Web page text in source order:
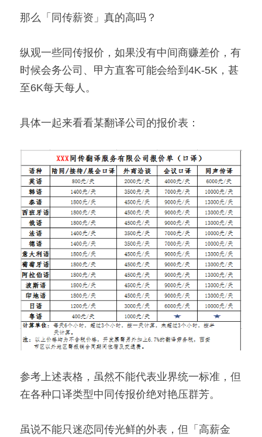
那么「同传薪资」真的高吗？
纵观一些同传报价，如果没有中间商赚差价，有
时候会务公司、甲方直客可能会给到4K-5K，甚
至6K每天每人。
具体一起来看看某翻译公司的报价表：
参考上述表格，虽然不能代表业界统一标准，但
在各种口译类型中同传报价绝对艳压群芳。
虽说不能只迷恋同传光鲜的外表，但「高薪金